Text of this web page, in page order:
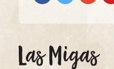
su
su
su
su
Las Migas